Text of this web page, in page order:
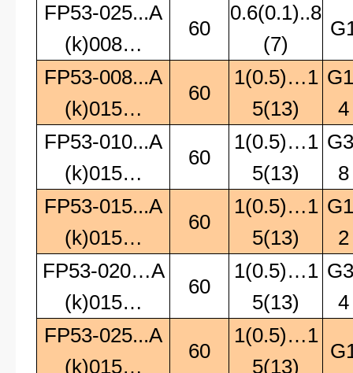
FP53-025...A
(k)008…
60
0.6(0.1)..8
(7)
FP53-008...A
(k)015…
60
1(0.5)…1
5(13)
4
FP53-010...A
(k)015…
60
1(0.5)…1
5(13)
8
FP53-015...A
(k)015…
60
1(0.5)…1
5(13)
2
FP53-020…A
(k)015…
60
1(0.5)…1
5(13)
4
FP53-025...A
(k)015…
60
1(0.5)…1
5(13)